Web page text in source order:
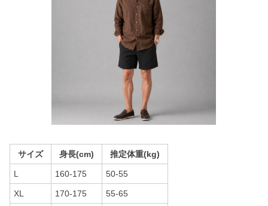
サイズ 身長(cm) 推定体重(kg)
L 160-175 50-55
XL 170-175 55-65